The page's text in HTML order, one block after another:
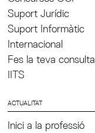
Suport Jurídic
Suport Informàtic
Internacional
Fes la teva consulta
IITS
ACTUALITAT
Inici a la professió